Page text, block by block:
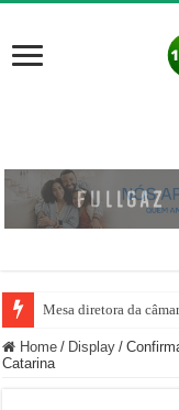
Mesa diretora da
Do projeto social à
Home / Display /
Catarina